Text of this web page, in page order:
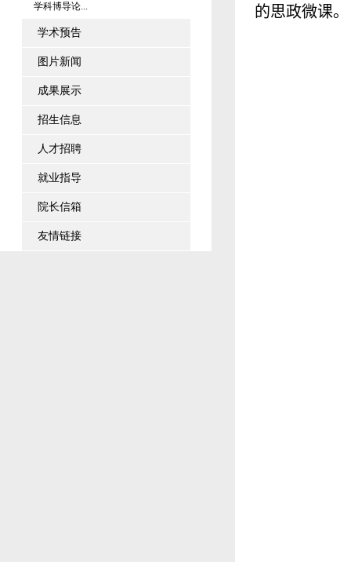
学科博导论...
学术预告
图片新闻
成果展示
招生信息
人才招聘
就业指导
院长信箱
友情链接
的思政微课。